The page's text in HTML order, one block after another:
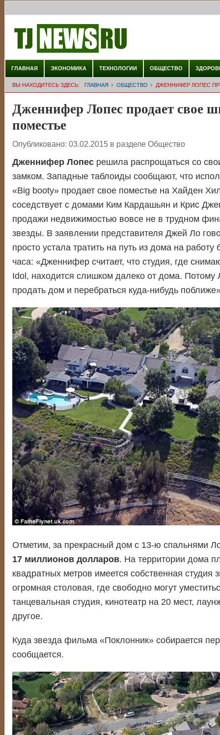
ГЛАВНАЯ ЭКОНОМИКА ТЕХНОЛОГИИ ОБЩЕСТВО
ВЫ НАХОДИТЕСЬ ЗДЕСЬ: ГЛАВНАЯ ОБЩЕСТВО ДЖЕННИФЕР ЛОПЕС
Дженнифер Лопес продает свое
поместье
Опубликовано: 03.02.2015 в разделе Общество
Дженнифер Лопесрешила распрощаться со
замком. Западные таблоиды сообщают, что
«Big booty» продает свое поместье на Хайден
соседствует с домами Ким Кардашьян и Крис
продажи недвижимостью вовсе не в трудном
звезды. В заявлении представителя Джей Ло
просто устала тратить на путь из дома на работу
часа: «Дженнифер считает, что студия, где
Idol, находится слишком далеко от дома. Потому
продать дом и перебраться куда-нибудь
Отметим, за прекрасный дом с 13-ю спальнями
17 миллионов долларов. На территории дома
квадратных метров имеется собственная студия
огромная столовая, где свободно могут
танцевальная студия, кинотеатр на 20 мест,
другое.
Куда звезда фильма «Поклонник» собирается
сообщается.